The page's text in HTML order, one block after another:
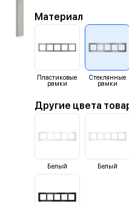
Материал
Пластиковые
рамки
Стеклянные
рамки
Другие цвета
Белый Белый